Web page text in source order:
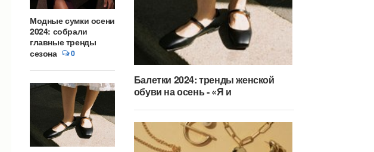
Модные сумки осени
2024: собрали
главные тренды
сезона
0
Балетки 2024: тренды женской
обуви на осень - «Я и